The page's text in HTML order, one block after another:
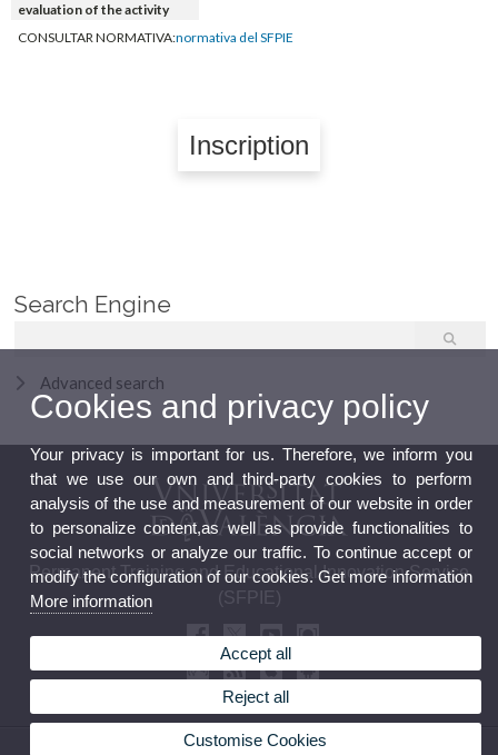
evaluation of the activity
CONSULTAR NORMATIVA:normativa del SFPIE
Inscription
Search Engine
Advanced search
Permanent Training and Educational Innovation Service
(SFPIE)
© 2026 UV. - C/ Serpis, 29. Valencia. Phone: 96 162 50 30
Cookies and privacy policy
Your privacy is important for us. Therefore, we inform you
that we use our own and third-party cookies to perform
analysis of the use and measurement of our website in order
to personalize content,as well as provide functionalities to
social networks or analyze our traffic. To continue accept or
modify the configuration of our cookies. Get more information
More information
Accept all
Reject all
Customise Cookies